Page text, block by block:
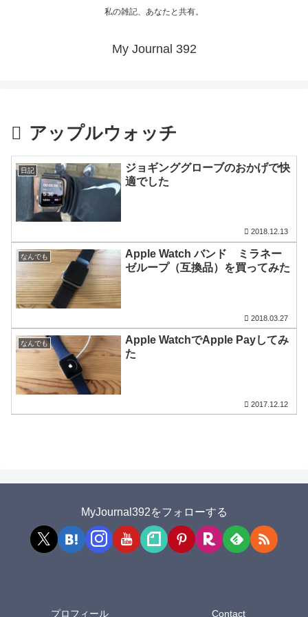
私の雑記、あなたと共有。
My Journal 392
アップルウォッチ
日記
ジョギンググローブのおかげで快
適でした
2018.12.13
なんでも
Apple Watch バンド ミラネー
ゼループ（互換品）を買ってみた
2018.03.27
なんでも
Apple WatchでApple Payしてみ
た
2017.12.12
MyJournal392をフォローする
プロフィール Contact